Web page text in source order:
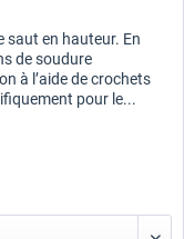
saut en hauteur. En
de soudure
à l’aide de crochets
pour le...